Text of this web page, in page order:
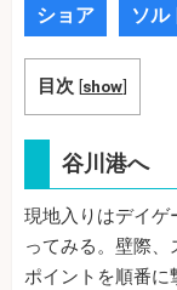
ショア ソル
目次 [show]
谷川港へ
現地入りはデイゲ
ってみる。壁際
ポイントを順番に